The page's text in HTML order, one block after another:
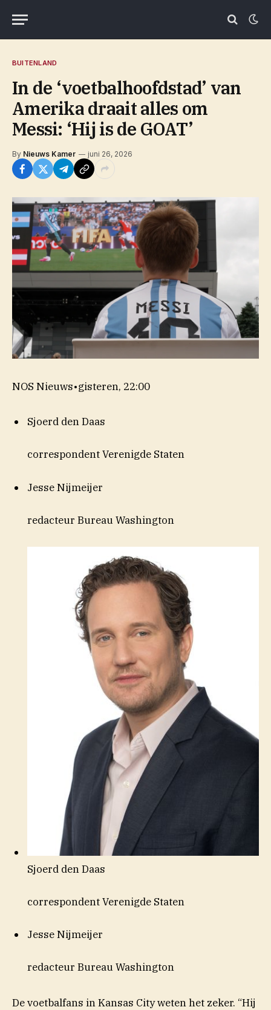
BUITENLAND
In de ‘voetbalhoofdstad’ van
Amerika draait alles om
Messi: ‘Hij is de GOAT’
By Nieuws Kamer juni 26, 2026
NOS Nieuws•gisteren, 22:00
Sjoerd den Daas
correspondent Verenigde Staten
Jesse Nijmeijer
redacteur Bureau Washington
Sjoerd den Daas
correspondent Verenigde Staten
Jesse Nijmeijer
redacteur Bureau Washington
De voetbalfans in Kansas City weten het zeker. “Hij